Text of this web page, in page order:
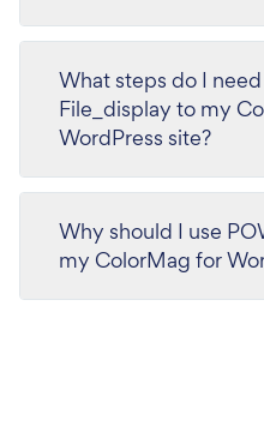
What steps do I
File_display to my
WordPress site?
Why should I use
my ColorMag for